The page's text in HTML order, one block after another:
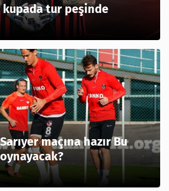
kupada tur peşinde
maçına hazır Bu